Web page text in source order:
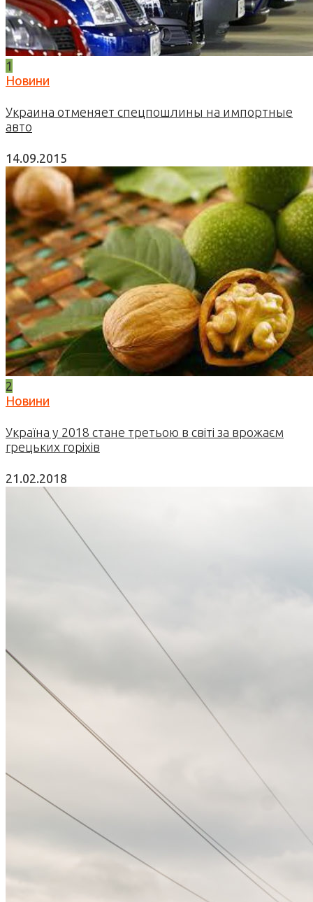
1
Новини
Украина отменяет спецпошлины на импортные
авто
14.09.2015
2
Новини
Україна у 2018 стане третьою в світі за врожаєм
грецьких горіхів
21.02.2018